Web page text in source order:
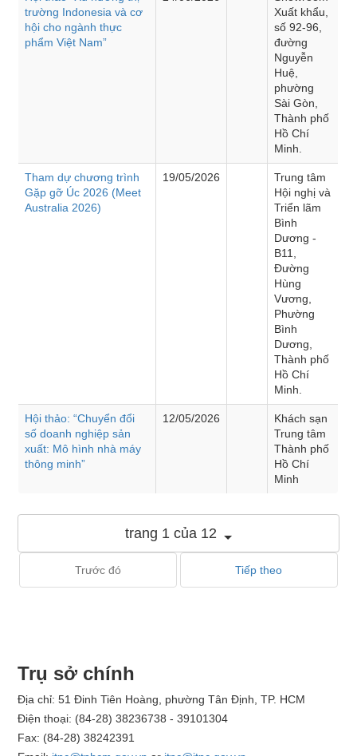
trường Indonesia và cơ
hội cho ngành thực
phẩm Việt Nam”
Xuất khẩu,
số 92-96,
đường
Nguyễn
Huệ,
phường
Sài Gòn,
Thành phố
Hồ Chí
Minh.
Tham dự chương trình
Gặp gỡ Úc 2026 (Meet
Australia 2026)
19/05/2026
Trung tâm
Hội nghị và
Triển lãm
Bình
Dương -
B11,
Đường
Hùng
Vương,
Phường
Bình
Dương,
Thành phố
Hồ Chí
Minh.
Hội thảo: “Chuyển đổi
số doanh nghiệp sản
xuất: Mô hình nhà máy
thông minh”
12/05/2026
Khách sạn
Trung tâm
Thành phố
Hồ Chí
Minh
trang 1 của 12
Trước đó Tiếp theo
Trụ sở chính
Địa chỉ: 51 Đinh Tiên Hoàng, phường Tân Định, TP. HCM
Điện thoại: (84-28) 38236738 - 39101304
Fax: (84-28) 38242391